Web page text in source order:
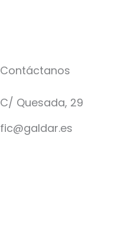
Contáctanos
C/ Quesada, 29
fic@galdar.es